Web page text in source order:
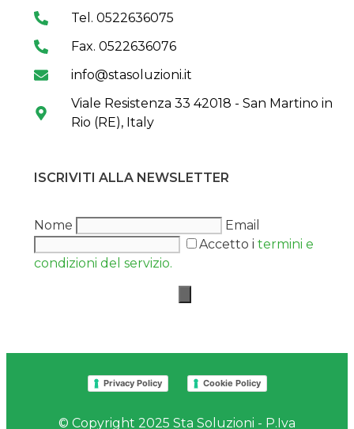
Tel. 0522636075
Fax. 0522636076
info@stasoluzioni.it
Viale Resistenza 33 42018 - San Martino in
Rio (RE), Italy
ISCRIVITI ALLA NEWSLETTER
Nome
Email
Accetto i termini e
condizioni del servizio.
Privacy Policy Cookie Policy
© Copyright 2025 Sta Soluzioni - P.Iva